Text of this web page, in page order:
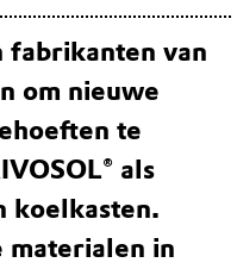
fabrikanten van
om nieuwe
te
als
koelkasten.
materialen in